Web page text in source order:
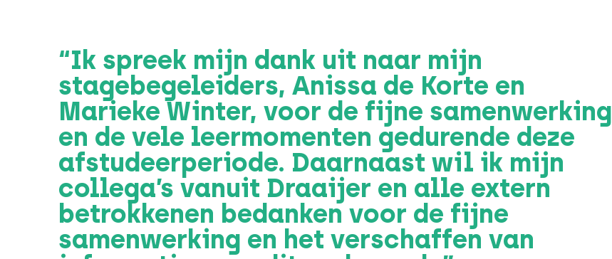
“Ik spreek mijn dank uit naar mijn
stagebegeleiders, Anissa de Korte en
Marieke Winter, voor de fijne samenwerking
en de vele leermomenten gedurende deze
afstudeerperiode. Daarnaast wil ik mijn
collega’s vanuit Draaijer en alle extern
betrokkenen bedanken voor de fijne
samenwerking en het verschaffen van